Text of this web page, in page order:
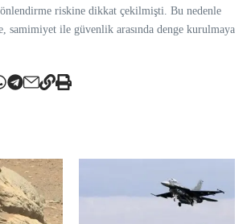
riskine dikkat çekilmişti. Bu nedenle
samimiyet ile güvenlik arasında denge kurulmaya